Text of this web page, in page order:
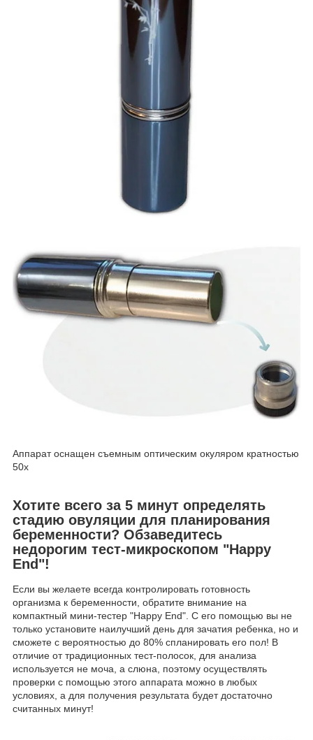
Аппарат оснащен съемным оптическим окуляром кратностью
50х
Хотите всего за 5 минут определять
стадию овуляции для планирования
беременности? Обзаведитесь
недорогим тест-микроскопом "Happy
End"!
Если вы желаете всегда контролировать готовность
организма к беременности, обратите внимание на
компактный мини-тестер "Happy End". С его помощью вы не
только установите наилучший день для зачатия ребенка, но и
сможете с вероятностью до 80% спланировать его пол! В
отличие от традиционных тест-полосок, для анализа
используется не моча, а слюна, поэтому осуществлять
проверки с помощью этого аппарата можно в любых
условиях, а для получения результата будет достаточно
считанных минут!